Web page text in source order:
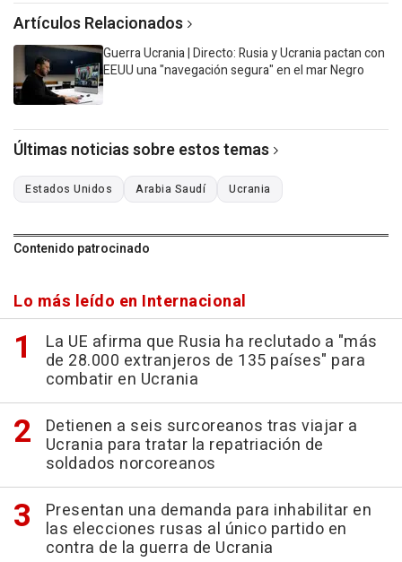
Artículos Relacionados
Guerra Ucrania | Directo: Rusia y Ucrania pactan con
EEUU una "navegación segura" en el mar Negro
Últimas noticias sobre estos temas
Estados Unidos Arabia Saudí Ucrania
Contenido patrocinado
Lo más leído en Internacional
La UE afirma que Rusia ha reclutado a "más
de 28.000 extranjeros de 135 países" para
combatir en Ucrania
Detienen a seis surcoreanos tras viajar a
Ucrania para tratar la repatriación de
soldados norcoreanos
Presentan una demanda para inhabilitar en
las elecciones rusas al único partido en
contra de la guerra de Ucrania